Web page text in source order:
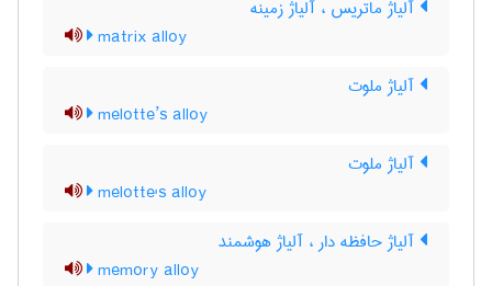
آلیاژ ماتریس ، آلیاژ زمینه
matrix alloy
آلیاژ ملوت
melotte’s alloy
آلیاژ ملوت
melotte's alloy
آلیاژ حافظه دار ، آلیاژ هوشمند
memory alloy